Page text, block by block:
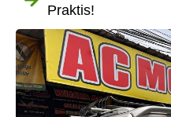
Praktis!